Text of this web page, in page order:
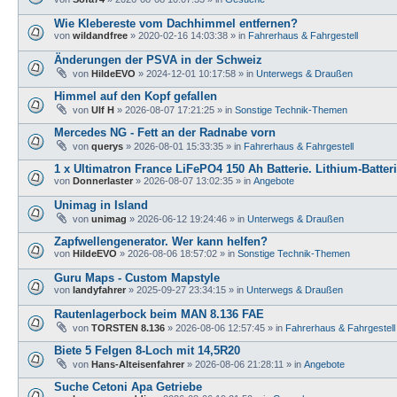
Wie Klebereste vom Dachhimmel entfernen?
von wildandfree » 2020-02-16 14:03:38 » in Fahrerhaus & Fahrgestell
Änderungen der PSVA in der Schweiz
von HildeEVO » 2024-12-01 10:17:58 » in Unterwegs & Draußen
Himmel auf den Kopf gefallen
von Ulf H » 2026-08-07 17:21:25 » in Sonstige Technik-Themen
Mercedes NG - Fett an der Radnabe vorn
von querys » 2026-08-01 15:33:35 » in Fahrerhaus & Fahrgestell
1 x Ultimatron France LiFePO4 150 Ah Batterie. Lithium-
von Donnerlaster » 2026-08-07 13:02:35 » in Angebote
Unimag in Island
von unimag » 2026-06-12 19:24:46 » in Unterwegs & Draußen
Zapfwellengenerator. Wer kann helfen?
von HildeEVO » 2026-08-06 18:57:02 » in Sonstige Technik-Themen
Guru Maps - Custom Mapstyle
von landyfahrer » 2025-09-27 23:34:15 » in Unterwegs & Draußen
Rautenlagerbock beim MAN 8.136 FAE
von TORSTEN 8.136 » 2026-08-06 12:57:45 » in Fahrerhaus & Fahrgestell
Biete 5 Felgen 8-Loch mit 14,5R20
von Hans-Alteisenfahrer » 2026-08-06 21:28:11 » in Angebote
Suche Cetoni Apa Getriebe